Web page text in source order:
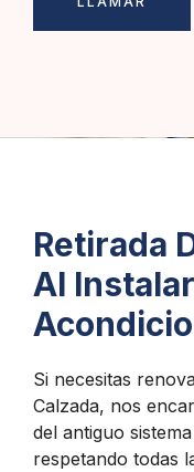
Retirada
Al
Si necesitas
Calzada, nos
del antiguo
respetando todas